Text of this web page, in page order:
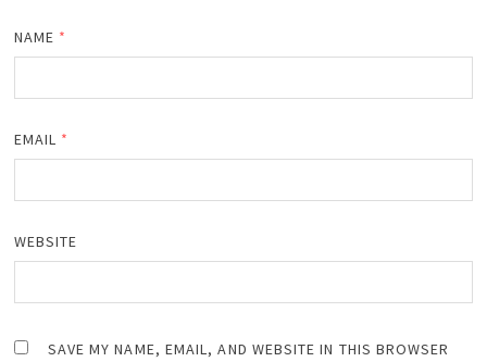
NAME *
EMAIL *
WEBSITE
SAVE MY NAME, EMAIL, AND WEBSITE IN THIS BROWSER